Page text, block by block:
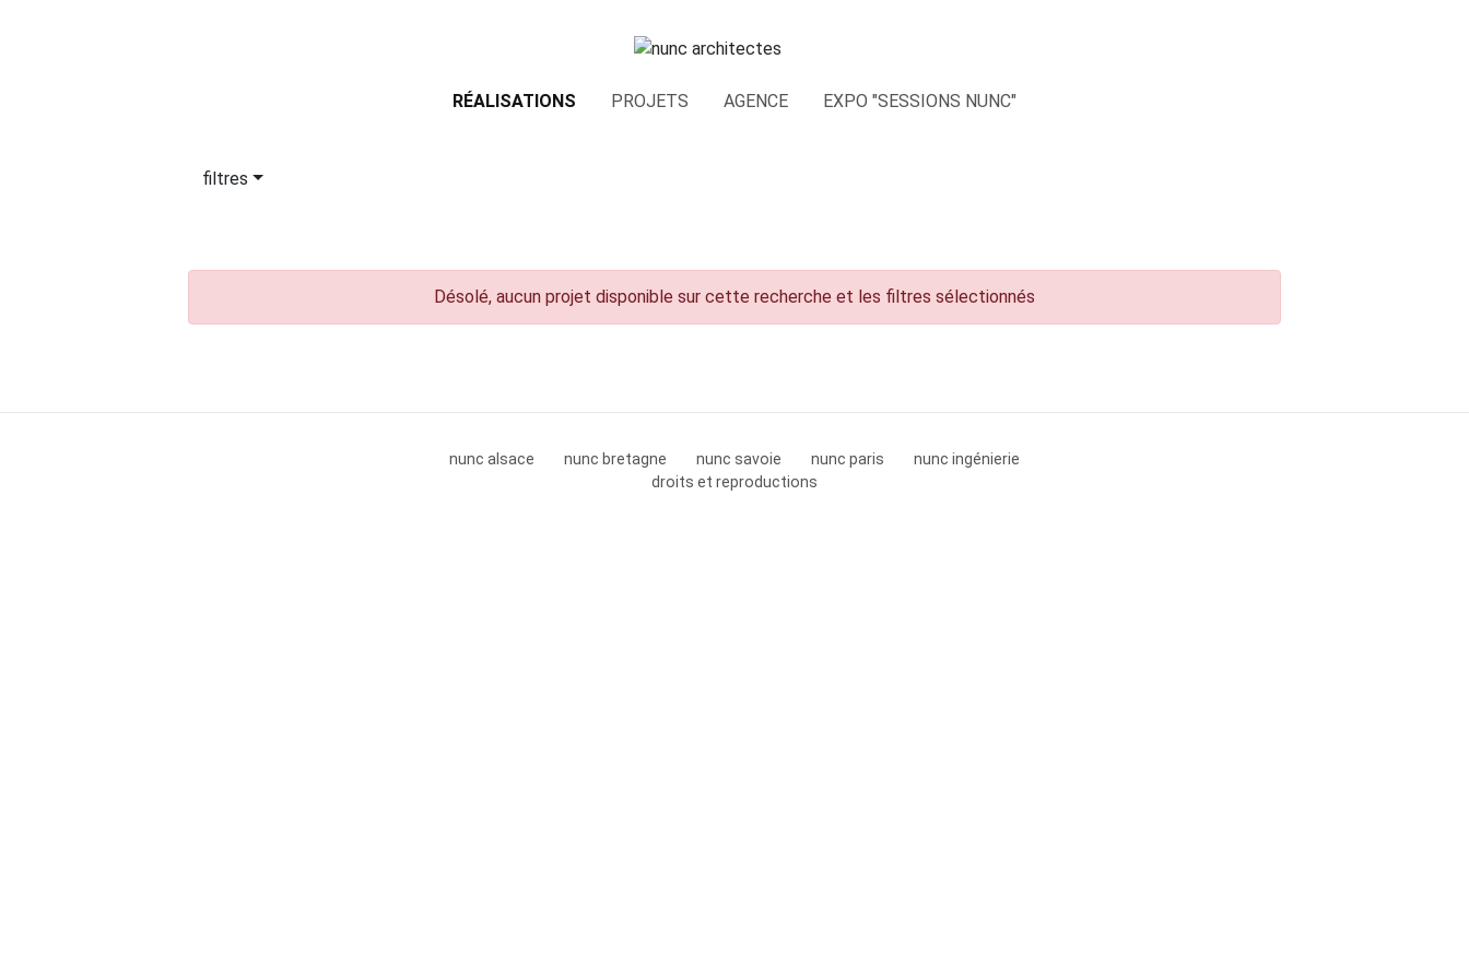
RÉALISATIONS PROJETS AGENCE EXPO "SESSIONS NUNC"
filtres
Désolé, aucun projet disponible sur cette recherche et les filtres sélectionnés
nunc alsace nunc bretagne nunc savoie nunc paris
nunc ingénierie
droits et reproductions